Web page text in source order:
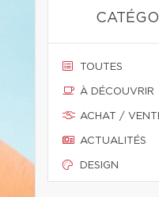
TOUTES
À DÉCOUVRIR
ACHAT /
ACTUALITÉS
DESIGN